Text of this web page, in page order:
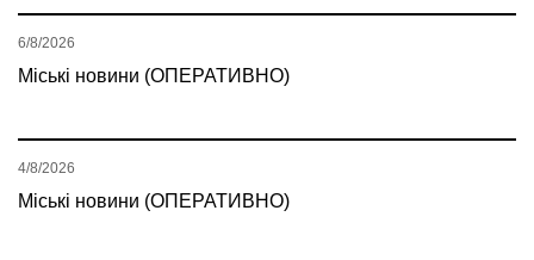
Міські новини (ОПЕРАТИВНО)
6/8/2026
Міські новини (ОПЕРАТИВНО)
4/8/2026